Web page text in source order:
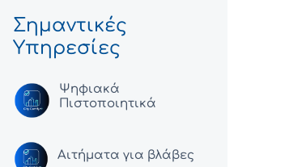
Σημαντικές
Υπηρεσίες
Ψηφιακά
Πιστοποιητικά
Αιτήματα για βλάβες